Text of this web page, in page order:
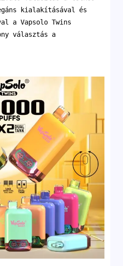
kialakításával és
a Vapsolo Twins
választás a